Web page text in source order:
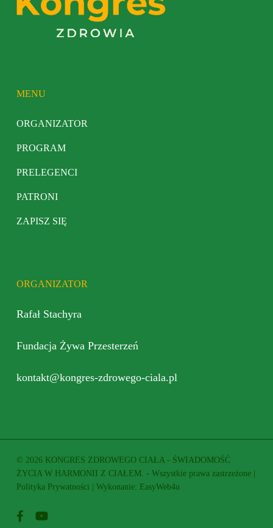
MENU
ORGANIZATOR
PROGRAM
PRELEGENCI
PATRONI
ZAPISZ SIĘ
ORGANIZATOR
Rafał Stachyra
Fundacja Żywa Przesterzeń
kontakt@kongres-zdrowego-ciala.pl
© 2026 KONGRES ZDROWEGO CIAŁA - ŚWIADOMOŚĆ
ŻYCIA W HARMONII Z CIAŁEM. - Wszystkie prawa zastrzeżone |
Polityka Prywatności | Wykonanie: EasyWeb4u
facebookyoutube